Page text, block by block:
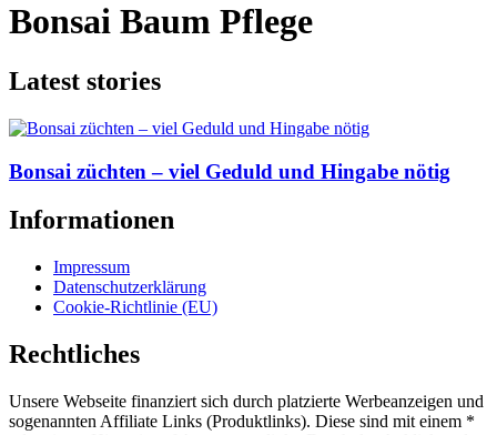
Bonsai Baum Pflege
Latest stories
Bonsai züchten – viel Geduld und Hingabe nötig
Informationen
Impressum
Datenschutzerklärung
Cookie-Richtlinie (EU)
Rechtliches
Unsere Webseite finanziert sich durch platzierte Werbeanzeigen und
sogenannten Affiliate Links (Produktlinks). Diese sind mit einem *